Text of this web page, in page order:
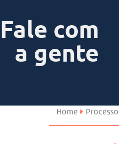
Fale com
a gente
Home